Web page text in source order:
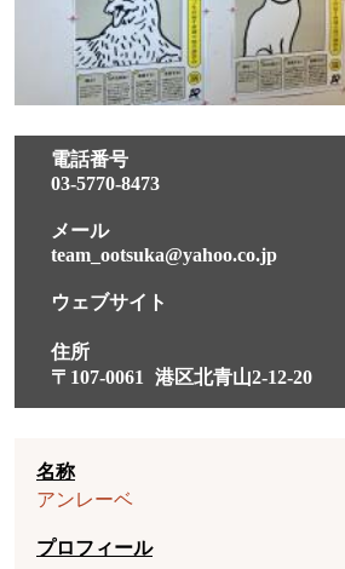
電話番号
03-5770-8473
メール
team_ootsuka@yahoo.co.jp
ウェブサイト
住所
〒107-0061
港区北青山2-12-20
名称
アンレーベ
プロフィール